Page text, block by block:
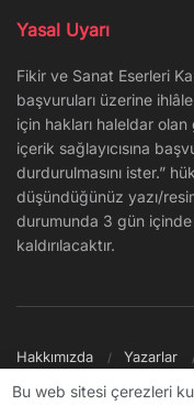
Yasal Uyarı
Fikir ve Sanat Eserleri
başvuruları üzerine
için hakları haleldar
içerik sağlayıcısına
durdurulmasını ister.”
düşündüğünüz yazı/
durumunda 3 gün
kaldırılacaktır.
Hakkımızda Yazarlar
Bu web sitesi çerezleri